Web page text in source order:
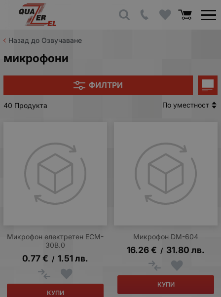
Назад до Озвучаване
микрофони
ФИЛТРИ
40 Продукта По уместност
Микрофон електретен ECM-
30B.0
0.77€ / 1.51лв.
КУПИ
Микрофон DM-604
16.26€ / 31.80 лв.
КУПИ